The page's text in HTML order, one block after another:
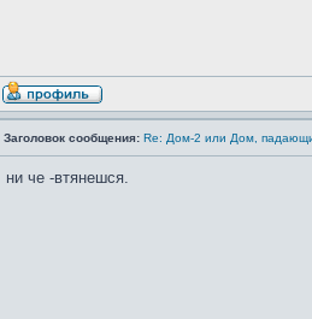
Заголовок сообщения: Re: Дом-2 или Дом,
ни че -втянешся.